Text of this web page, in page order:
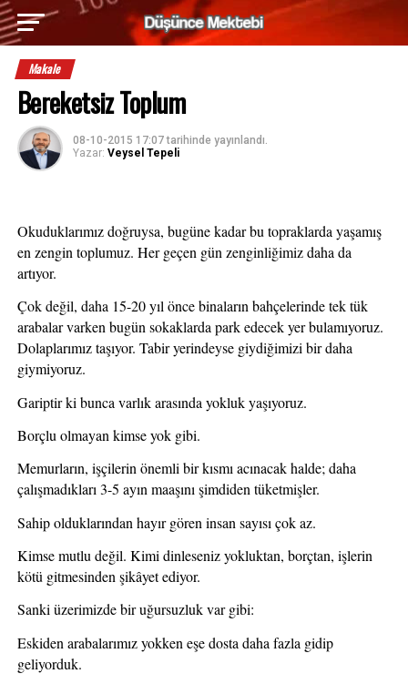
Makale
Bereketsiz Toplum
08-10-2015 17:07tarihinde yayınlandı.
Yazar: Veysel Tepeli
Okuduklarımız doğruysa, bugüne kadar bu topraklarda yaşamış
en zengin toplumuz. Her geçen gün zenginliğimiz daha da
artıyor.
Çok değil, daha 15-20 yıl önce binaların bahçelerinde tek tük
arabalar varken bugün sokaklarda park edecek yer bulamıyoruz.
Dolaplarımız taşıyor. Tabir yerindeyse giydiğimizi bir daha
giymiyoruz.
Gariptir ki bunca varlık arasında yokluk yaşıyoruz.
Borçlu olmayan kimse yok gibi.
Memurların, işçilerin önemli bir kısmı acınacak halde; daha
çalışmadıkları 3-5 ayın maaşını şimdiden tüketmişler.
Sahip olduklarından hayır gören insan sayısı çok az.
Kimse mutlu değil. Kimi dinleseniz yokluktan, borçtan, işlerin
kötü gitmesinden şikâyet ediyor.
Sanki üzerimizde bir uğursuzluk var gibi:
Eskiden arabalarımız yokken eşe dosta daha fazla gidip
geliyorduk.